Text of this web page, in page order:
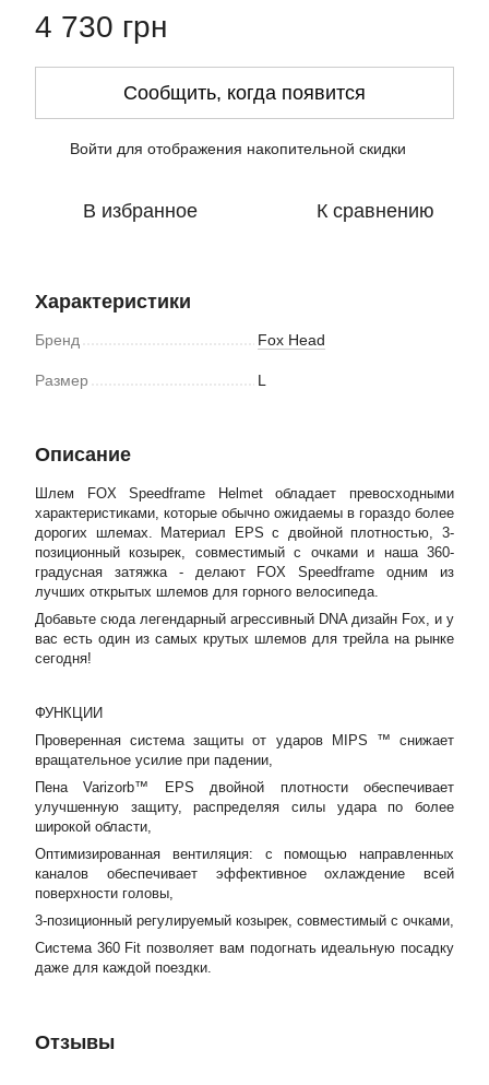
4 730 грн
Сообщить, когда появится
Войти для отображения накопительной скидки
В избранное К сравнению
Характеристики
Бренд Fox Head
Размер L
Описание
Шлем FOX Speedframe Helmet обладает превосходными
характеристиками, которые обычно ожидаемы в гораздо более
дорогих шлемах. Материал EPS с двойной плотностью, 3-
позиционный козырек, совместимый с очками и наша 360-
градусная затяжка - делают FOX Speedframe одним из
лучших открытых шлемов для горного велосипеда.
Добавьте сюда легендарный агрессивный DNA дизайн Fox, и у
вас есть один из самых крутых шлемов для трейла на рынке
сегодня!
ФУНКЦИИ
Проверенная система защиты от ударов MIPS ™ снижает
вращательное усилие при падении,
Пена Varizorb™ EPS двойной плотности обеспечивает
улучшенную защиту, распределяя силы удара по более
широкой области,
Оптимизированная вентиляция: с помощью направленных
каналов обеспечивает эффективное охлаждение всей
поверхности головы,
3-позиционный регулируемый козырек, совместимый с очками,
Система 360 Fit позволяет вам подогнать идеальную посадку
даже для каждой поездки.
Отзывы